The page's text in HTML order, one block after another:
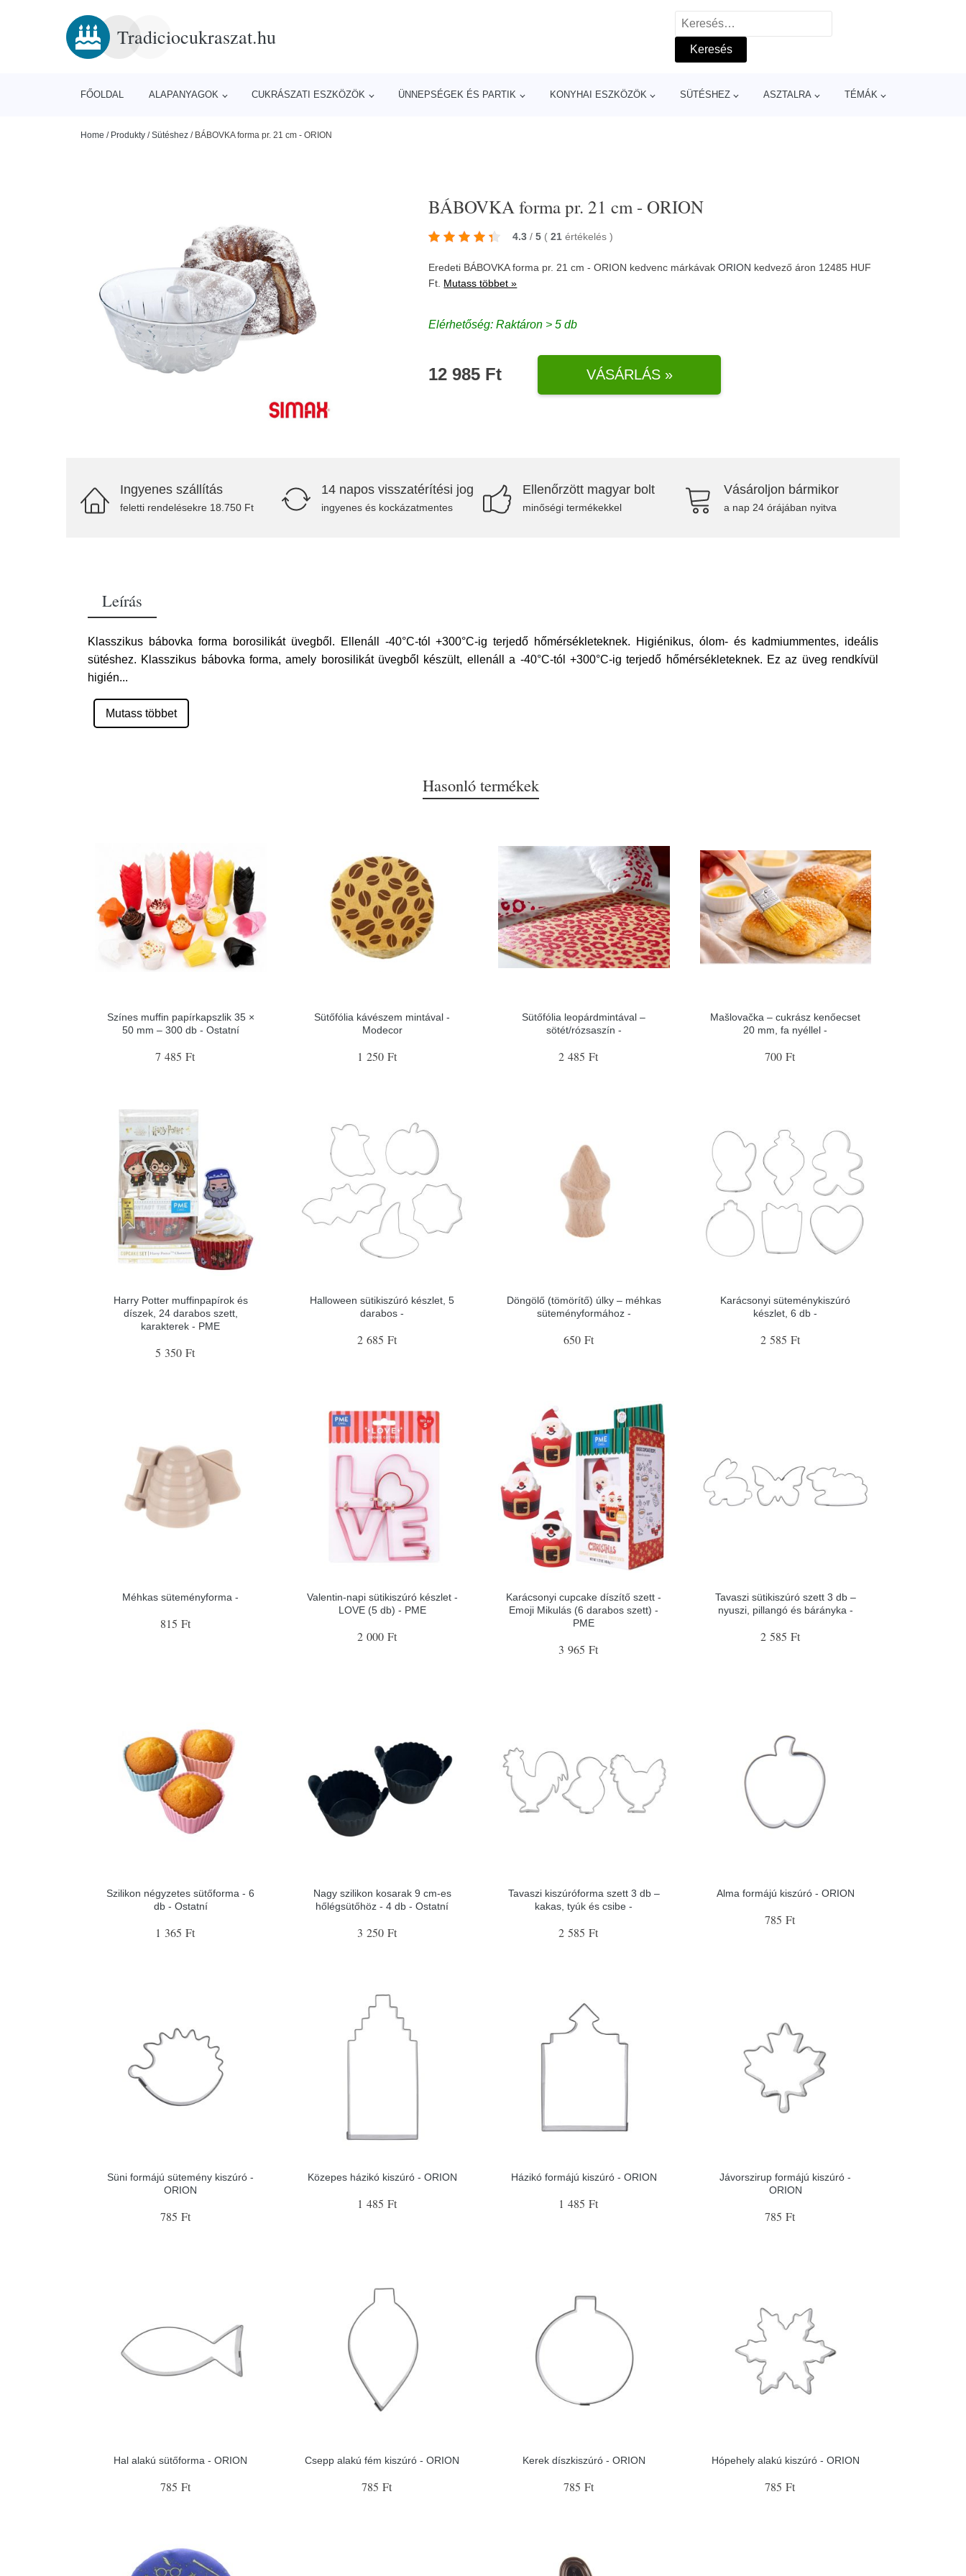
Tradiciocukraszat.hu
Keresés:
FŐOLDAL ALAPANYAGOK CUKRÁSZATI ESZKÖZÖK ÜNNEPSÉGEK ÉS PARTIK KONYHAI ESZKÖZÖK SÜTÉSHEZ ASZTALRA TÉMÁK
Home / Produkty /Sütéshez / BÁBOVKA forma pr. 21 cm - ORION
BÁBOVKA forma pr. 21 cm - ORION
4.3 / 5 ( 21 értékelés)
Eredeti BÁBOVKA forma pr. 21 cm - ORION kedvenc márkávakORION kedvező áron 12485 HUF
Ft. Mutass többet »
Elérhetőség: Raktáron > 5 db
12 985 Ft VÁSÁRLÁS »
Ingyenes szállítás
feletti rendelésekre 18.750 Ft
14 napos visszatérítési jog
ingyenes és kockázatmentes
Ellenőrzött magyar bolt
minőségi termékekkel
Vásároljon bármikor
a nap 24 órájában nyitva
Leírás
Klasszikus bábovka forma borosilikát üvegből. Ellenáll -40°C-tól +300°C-ig terjedő hőmérsékleteknek. Higiénikus, ólom- és kadmiummentes, ideális
sütéshez. Klasszikus bábovka forma, amely borosilikát üvegből készült, ellenáll a -40°C-tól +300°C-ig terjedő hőmérsékleteknek. Ez az üveg rendkívül
higién...
Mutass többet
Hasonló termékek
Színes muffin papírkapszlik 35 ×
50 mm – 300 db - Ostatní
7 485 Ft
Sütőfólia kávészem mintával -
Modecor
1 250 Ft
Sütőfólia leopárdmintával –
sötét/rózsaszín -
2 485 Ft
Mašlovačka – cukrász kenőecset
20 mm, fa nyéllel -
700 Ft
Harry Potter muffinpapírok és
díszek, 24 darabos szett,
karakterek - PME
5 350 Ft
Halloween sütikiszúró készlet, 5
darabos -
2 685 Ft
Döngölő (tömörítő) úlky – méhkas
süteményformához -
650 Ft
Karácsonyi süteménykiszúró
készlet, 6 db -
2 585 Ft
Méhkas süteményforma -
815 Ft
Valentin-napi sütikiszúró készlet -
LOVE (5 db) - PME
2 000 Ft
Karácsonyi cupcake díszítő szett -
Emoji Mikulás (6 darabos szett) -
PME
3 965 Ft
Tavaszi sütikiszúró szett 3 db –
nyuszi, pillangó és bárányka -
2 585 Ft
Szilikon négyzetes sütőforma - 6
db - Ostatní
1 365 Ft
Nagy szilikon kosarak 9 cm-es
hőlégsütőhöz - 4 db - Ostatní
3 250 Ft
Tavaszi kiszúróforma szett 3 db –
kakas, tyúk és csibe -
2 585 Ft
Alma formájú kiszúró - ORION
785 Ft
Süni formájú sütemény kiszúró -
ORION
785 Ft
Közepes házikó kiszúró - ORION
1 485 Ft
Házikó formájú kiszúró - ORION
1 485 Ft
Jávorszirup formájú kiszúró -
ORION
785 Ft
Hal alakú sütőforma - ORION
785 Ft
Csepp alakú fém kiszúró - ORION
785 Ft
Kerek díszkiszúró - ORION
785 Ft
Hópehely alakú kiszúró - ORION
785 Ft